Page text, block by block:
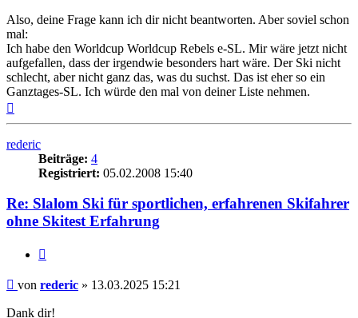
Also, deine Frage kann ich dir nicht beantworten. Aber soviel schon
mal:
Ich habe den Worldcup Worldcup Rebels e-SL. Mir wäre jetzt nicht
aufgefallen, dass der irgendwie besonders hart wäre. Der Ski nicht
schlecht, aber nicht ganz das, was du suchst. Das ist eher so ein
Ganztages-SL. Ich würde den mal von deiner Liste nehmen.
rederic
Beiträge: 4
Registriert: 05.02.2008 15:40
Re: Slalom Ski für sportlichen, erfahrenen Skifahrer
ohne Skitest Erfahrung
Beitrag
von rederic » 13.03.2025 15:21
Dank dir!